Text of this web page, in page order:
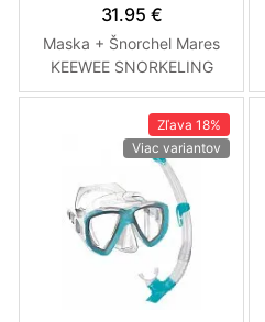
31.95 €
Maska + Šnorchel Mares
KEEWEE SNORKELING
šnorchlovací set Tyrkysová
Zľava 18%
Viac variantov